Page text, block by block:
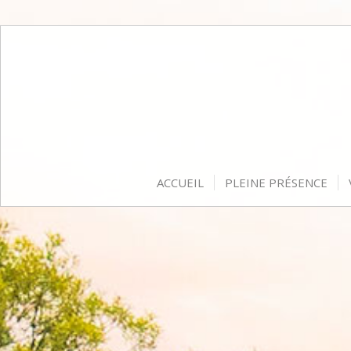
ACCUEIL PLEINE PRÉSENCE